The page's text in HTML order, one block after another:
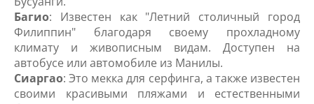
Багио: Известен как "Летний столичный город
Филиппин" благодаря своему прохладному
климату и живописным видам. Доступен на
автобусе или автомобиле из Манилы.
Сиаргао: Это мекка для серфинга, а также известен
своими красивыми пляжами и естественными